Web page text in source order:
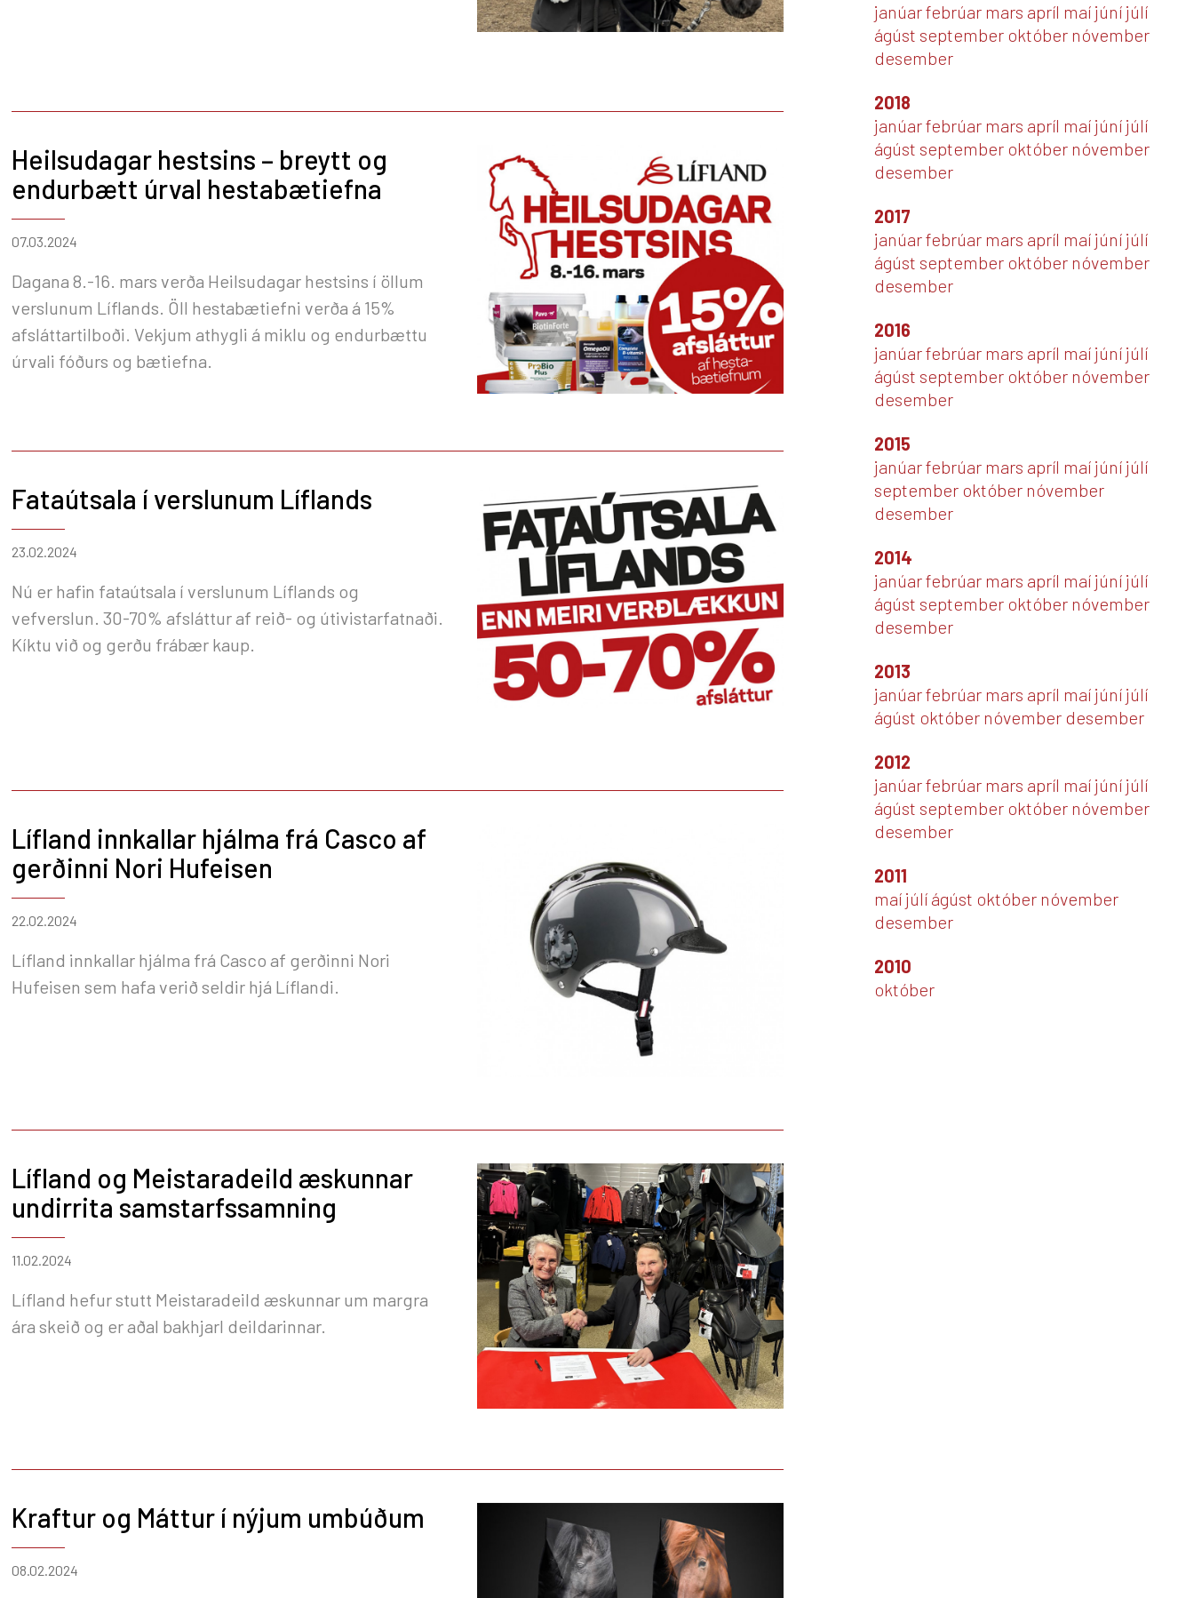
Heilsudagar hestsins – breytt og
endurbætt úrval hestabætiefna
07.03.2024
Dagana 8.-16. mars verða Heilsudagar hestsins í öllum
verslunum Líflands. Öll hestabætiefni verða á 15%
afsláttartilboði. Vekjum athygli á miklu og endurbættu
úrvali fóðurs og bætiefna.
Fataútsala í verslunum Líflands
23.02.2024
Nú er hafin fataútsala í verslunum Líflands og
vefverslun. 30-70% afsláttur af reið- og útivistarfatnaði.
Kíktu við og gerðu frábær kaup.
Lífland innkallar hjálma frá Casco af
gerðinni Nori Hufeisen
22.02.2024
Lífland innkallar hjálma frá Casco af gerðinni Nori
Hufeisen sem hafa verið seldir hjá Líflandi.
Lífland og Meistaradeild æskunnar
undirrita samstarfssamning
11.02.2024
Lífland hefur stutt Meistaradeild æskunnar um margra
ára skeið og er aðal bakhjarl deildarinnar.
Kraftur og Máttur í nýjum umbúðum
08.02.2024
janúarfebrúar mars apríl maí júní júlí
ágúst september október nóvember
desember
2018
janúarfebrúar mars apríl maí júní júlí
ágúst september október nóvember
desember
2017
janúarfebrúar mars apríl maí júní júlí
ágúst september október nóvember
desember
2016
janúarfebrúar mars apríl maí júní júlí
ágúst september október nóvember
desember
2015
janúarfebrúar mars apríl maí júní júlí
september október nóvember
desember
2014
janúarfebrúar mars apríl maí júní júlí
ágúst september október nóvember
desember
2013
janúarfebrúar mars apríl maí júní júlí
ágúst október nóvember desember
2012
janúarfebrúar mars apríl maí júní júlí
ágúst september október nóvember
desember
2011
maí júlí ágúst október nóvember
desember
2010
október